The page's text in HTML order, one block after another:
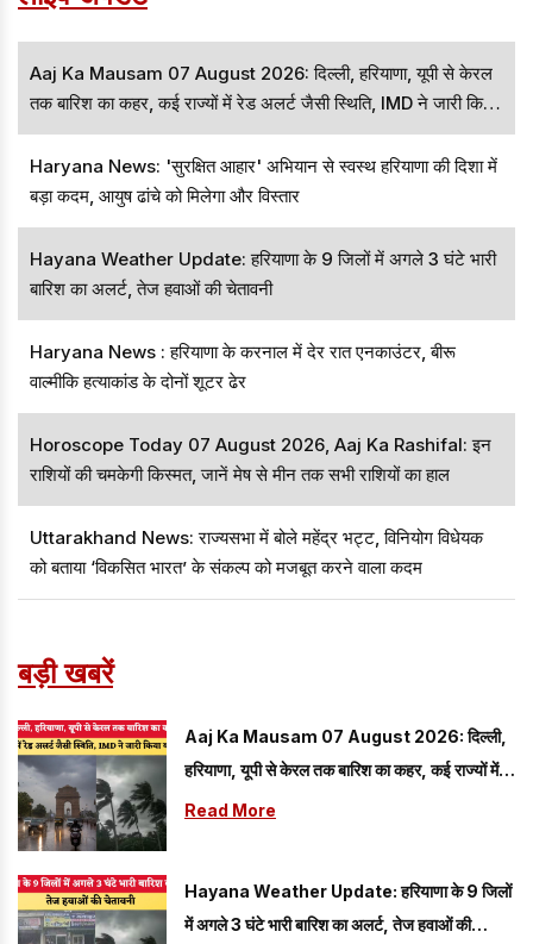
Aaj Ka Mausam 07 August 2026: दिल्ली, हरियाणा, यूपी से केरल
तक बारिश का कहर, कई राज्यों में रेड अलर्ट जैसी स्थिति, IMD ने जारी किया
बड़ा अपडेट
Haryana News: 'सुरक्षित आहार' अभियान से स्वस्थ हरियाणा की दिशा में
बड़ा कदम, आयुष ढांचे को मिलेगा और विस्तार
Hayana Weather Update: हरियाणा के 9 जिलों में अगले 3 घंटे भारी
बारिश का अलर्ट, तेज हवाओं की चेतावनी
Haryana News : हरियाणा के करनाल में देर रात एनकाउंटर, बीरू
वाल्मीकि हत्याकांड के दोनों शूटर ढेर
Horoscope Today 07 August 2026, Aaj Ka Rashifal: इन
राशियों की चमकेगी किस्मत, जानें मेष से मीन तक सभी राशियों का हाल
Uttarakhand News: राज्यसभा में बोले महेंद्र भट्ट, विनियोग विधेयक
को बताया ‘विकसित भारत’ के संकल्प को मजबूत करने वाला कदम
बड़ी खबरें
Aaj Ka Mausam 07 August 2026: दिल्ली,
हरियाणा, यूपी से केरल तक बारिश का कहर, कई राज्यों में
रेड अलर्ट जैसी स्थिति, IMD ने जारी किया बड़ा अपडेट
Read More
Hayana Weather Update: हरियाणा के 9 जिलों
में अगले 3 घंटे भारी बारिश का अलर्ट, तेज हवाओं की